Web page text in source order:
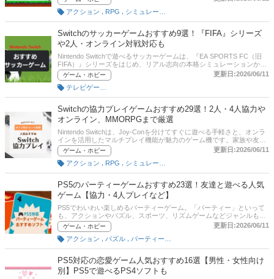
適しています。代表的な作品にマイクロソフトの「マインクラフト」
がありますが、それ以外にもハマるゲームがいろいろあります。この
記事では、Nintendo Switch用サンドボックスソフト、箱庭ゲームの選
び方とおすすめ商品をご紹介。オンラインや複数人でできる面白い箱
庭ゲームもピックアップしています。記事後半には、比較一覧表、通
販サイトの売れ筋人気ランキングもあるので、口コミや評判もチェッ
クしてみてください。
アクション
RPG
Switchのサッカーゲームおすすめ9選！『FIFA』シリーズ
や2人・オンライン対戦対応も
Nintendo Switchで遊べるサッカーゲームは、『EA SPORTS FC（旧
FIFA）』シリーズをはじめ、リアル志向の本格シミュレーションか
ら、家族や友達と盛り上がれるパーティー系まで幅広く展開されてい
ます。とくに最近は、「Switchで遊べるおすすめサッカーゲームが知
りたい」「FIFAシリーズはSwitch版でも楽しめる？」「1人でもオン
ラインでも面白い作品を探したい」といったニーズが増えています。
また、Nintendo Switch 2の登場が近づくなか、今後もサッカーゲーム
市場はさらに注目されるジャンルのひとつです。本記事では、Switch
の人気サッカーゲームを本格派・初心者向け・パーティー向けなどジ
ャンル別にわかりやすく紹介。『FIFA』シリーズから最新の『EA
SPORTS FC』まで、違いや選び方も詳しく解説します。記事後半で
は、通販サイトの人気ランキングや、今でも評価の高い名作シリーズ
も紹介しているので、ぜひ最後までチェックしてみてください。
ゲーム・ホビー
更新日:2026/06/11
Switchの協力プレイゲームおすすめ29選！2人・4人協力や
オンライン、MMORPGまで厳選
Nintendo Switchは、Joy-Conを分けてすぐに遊べる手軽さと、オンラ
インを活用したマルチプレイ機能が魅力のゲーム機です。家族や友達
と同じ画面で遊べるローカル協力プレイはもちろん、離れた場所にい
る仲間とオンラインで冒険や対戦を楽しめる作品も数多く登場してい
ます。近年は2人協力プレイだけでなく、4人協力プレイ、最大8人以
上のオンラインマルチプレイ、MMORPGやサバイバルクラフトなど
ジャンルも多様化しています。本記事では、Switchで遊べる協力プレ
イ対応ソフトの選び方を解説するとともに、編集部が厳選したおすす
め作品をご紹介。初心者向けからやり込み派向けまで、幅広いタイト
ルを掲載しているので、自分にぴったりの一本を見つけてください。
記事後半には、比較一覧表、通販サイトの売れ筋人気ランキングもあ
るので、口コミや評判もチェックしてみてください。
ゲーム・ホビー
更新日:2026/06/11
アクション
RPG
PS5のパーティーゲームおすすめ23選！友達と遊べる人気
ゲーム【協力・4人プレイなど】
PS5でわいわい楽しめるパーティーゲーム。「パーティー」といって
も、アクションやパズル、スポーツ、リズムゲームなどジャンルも
様々です。共通しているのはとにかく大人数でわいわい楽しめるこ
と。ここでは、PS5で遊べるパーティーゲームの選び方とおすすめの
名作・新作ソフトを厳選してご紹介します。
ゲーム・ホビー
更新日:2026/06/11
アクション
パズル
PS5対応の恋愛ゲーム人気おすすめ16選【男性・女性向け
別】PS5で遊べるPS4ソフトも